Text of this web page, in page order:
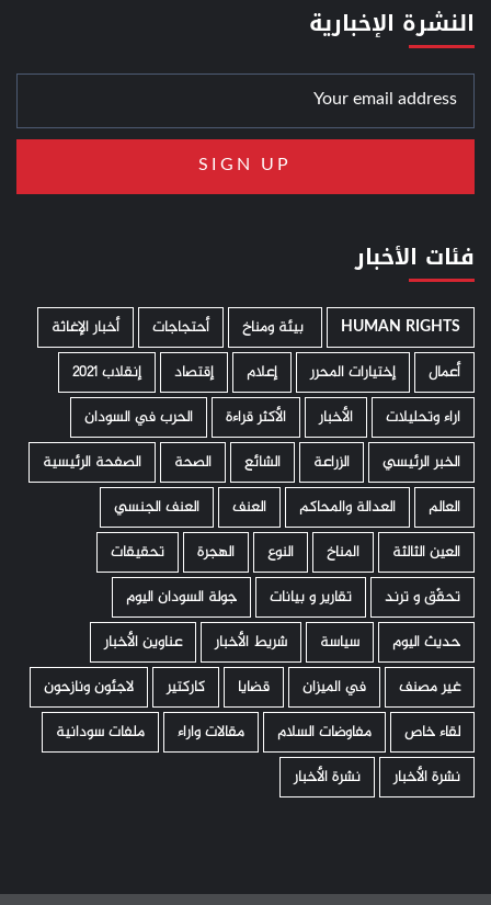
النشرة الإخبارية
فئات الأخبار
HUMAN RIGHTS ­ بيئة ومناخ أحتجاجات
أخبار الإغاثة
أعمال
إختيارات المحرر إعلام إقتصاد
إنقلاب 2021
اراء وتحليلات
الأخبار الأكثر قراءة
الحرب في السودان
الخبر الرئيسي
الزراعة الشائع الصحة
الصفحة الرئيسية
العالم
العدالة والمحاكم العنف
العنف الجنسي
العين الثالثة
المناخ النوع الهجرة
تحقيقات
تحقّق و ترند
تقارير و بيانات
جولة السودان اليوم
حديث اليوم
سياسة شريط الأخبار
عناوين الأخبار
غير مصنف
في الميزان قضايا كاركتير
لاجئون ونازحون
لقاء خاص
مفاوضات السلام مقالات واراء
ملفات سودانية
نشرة الأخبار
نشرة الأخبار